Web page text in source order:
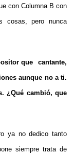
con Columna B con
cosas, pero nunca
que cantante,
aunque no a ti.
¿Qué cambió, que
ya no dedico tanto
siempre trata de